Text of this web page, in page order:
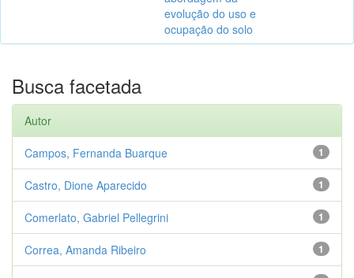
evolução do uso e
ocupação do solo
Busca facetada
Autor
1
Campos, Fernanda Buarque
1
Castro, Dione Aparecido
1
Comerlato, Gabriel Pellegrini
1
Correa, Amanda Ribeiro